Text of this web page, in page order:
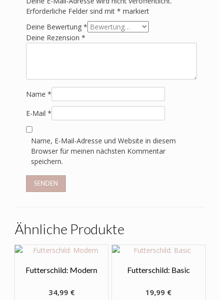
Erforderliche Felder sind mit* markiert
Deine Bewertung*
Deine Rezension*
Name*
E-Mail*
Name, E-Mail-Adresse und Website in diesem
Browser für meinen nächsten Kommentar
speichern.
Ähnliche Produkte
Futterschild: Modern
34,99 €
Futterschild: Basic
19,99 €